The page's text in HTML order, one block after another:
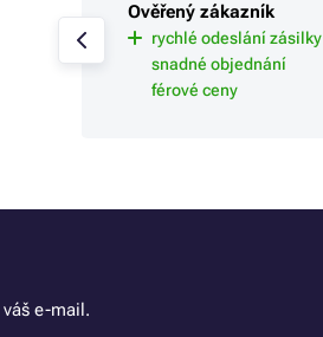
Ověřený zákazník
rychlé odeslání zásilky
snadné objednání
férové ceny
e-mail.